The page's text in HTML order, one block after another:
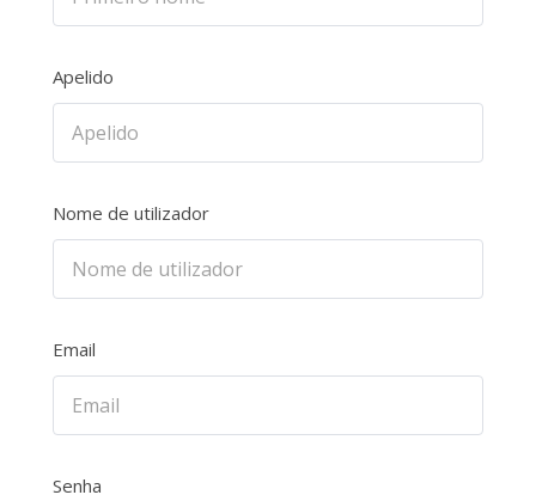
Apelido
Nome de utilizador
Email
Senha